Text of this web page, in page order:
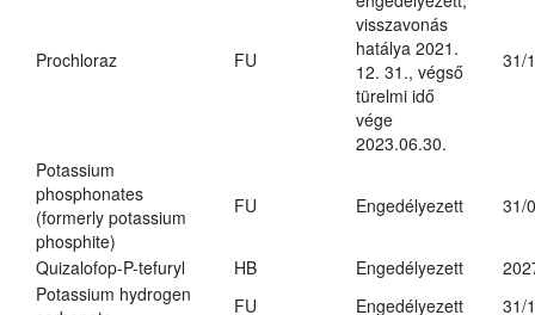
Prochloraz FU
visszavonás
hatálya 2021.
12. 31., végső
türelmi idő
vége
2023.06.30.
31/
Potassium
phosphonates
(formerly potassium
phosphite)
FU Engedélyezett 31/
Quizalofop-P-tefuryl HB Engedélyezett
Potassium hydrogen
FU Engedélyezett
31/